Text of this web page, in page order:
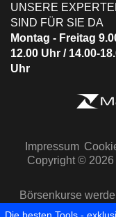
UNSERE
SIND FÜR SIE DA
Montag - Freitag
12.00 Uhr / 14.00-
Uhr
Impressum
Copyright ©
Börsenkurse